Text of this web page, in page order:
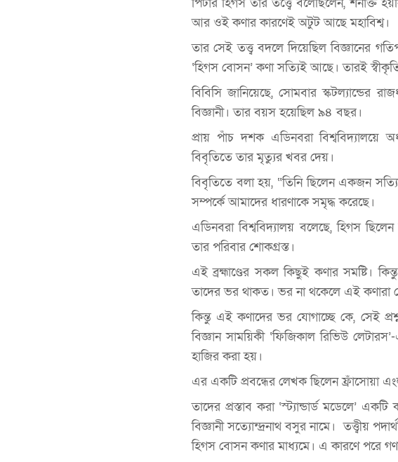
আর ওই কণার কারণেই অটুট আছে মহাবিশ্ব।
তার সেই তত্ত্ব বদলে দিয়েছিল বিজ্ঞানের
‘হিগস বোসন’ কণা সত্যিই আছে। তারই
বিবিসি জানিয়েছে, সোমবার স্কটল্যান্ডের
বিজ্ঞানী। তার বয়স হয়েছিল ৯৪ বছর।
প্রায় পাঁচ দশক এডিনবরা বিশ্ববিদ্যালয়ে
বিবৃতিতে তার মৃত্যুর খবর দেয়।
বিবৃতিতে বলা হয়, “তিনি ছিলেন একজন
সম্পর্কে আমাদের ধারণাকে সমৃদ্ধ করেছে।
এডিনবরা বিশ্ববিদ্যালয় বলেছে, হিগস
তার পরিবার শোকগ্রস্ত।
এই ব্রহ্মাণ্ডের সকল কিছুই কণার সমষ্টি।
তাদের ভর থাকত। ভর না থকেলে এই কণারা
কিন্তু এই কণাদের ভর যোগাচ্ছে কে, সেই
বিজ্ঞান সাময়িকী ‘ফিজিকাল রিভিউ
হাজির করা হয়।
এর একটি প্রবন্ধের লেখক ছিলেন ফ্রাঁসোয়া
তাদের প্রস্তাব করা ‘স্ট্যান্ডার্ড মডেলে’
বিজ্ঞানী সত্যোন্দ্রনাথ বসুর নামে। তত্ত্বীয়
হিগস বোসন কণার মাধ্যমে। এ কারণে পরে